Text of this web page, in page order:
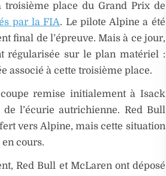
place du Grand Prix de
par la FIA. Le pilote Alpine a été
final de l’épreuve. Mais à ce jour,
régularisée sur le plan matériel :
associé à cette troisième place.
remise initialement à Isack
l’écurie autrichienne. Red Bull
vers Alpine, mais cette situation
cours.
Red Bull et McLaren ont déposé